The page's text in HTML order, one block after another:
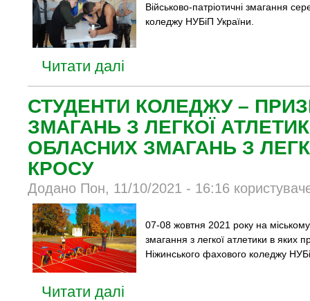
Військово-патріотичні змагання
коледжу НУБіП України.
Читати далі
СТУДЕНТИ КОЛЕДЖУ –
ЗМАГАНЬ З ЛЕГКОЇ
ОБЛАСНИХ ЗМАГАНЬ З
КРОСУ
Додано Пон, 11/10/2021 - 16:16
07-08 жовтня 2021 року на
змагання з легкої атлетики в яких
Ніжинського фахового коледжу
Читати далі